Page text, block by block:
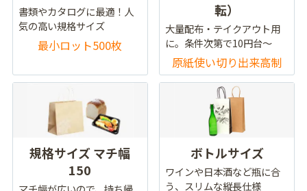
書類やカタログに最適！人
気の高い規格サイズ
最小ロット500枚
転）
大量配布・テイクアウト用
に。条件次第で10円台～
原紙使い切り出来高制
規格サイズ マチ幅
150
ボトルサイズ
ワインや日本酒など瓶に合
う、スリムな縦長仕様